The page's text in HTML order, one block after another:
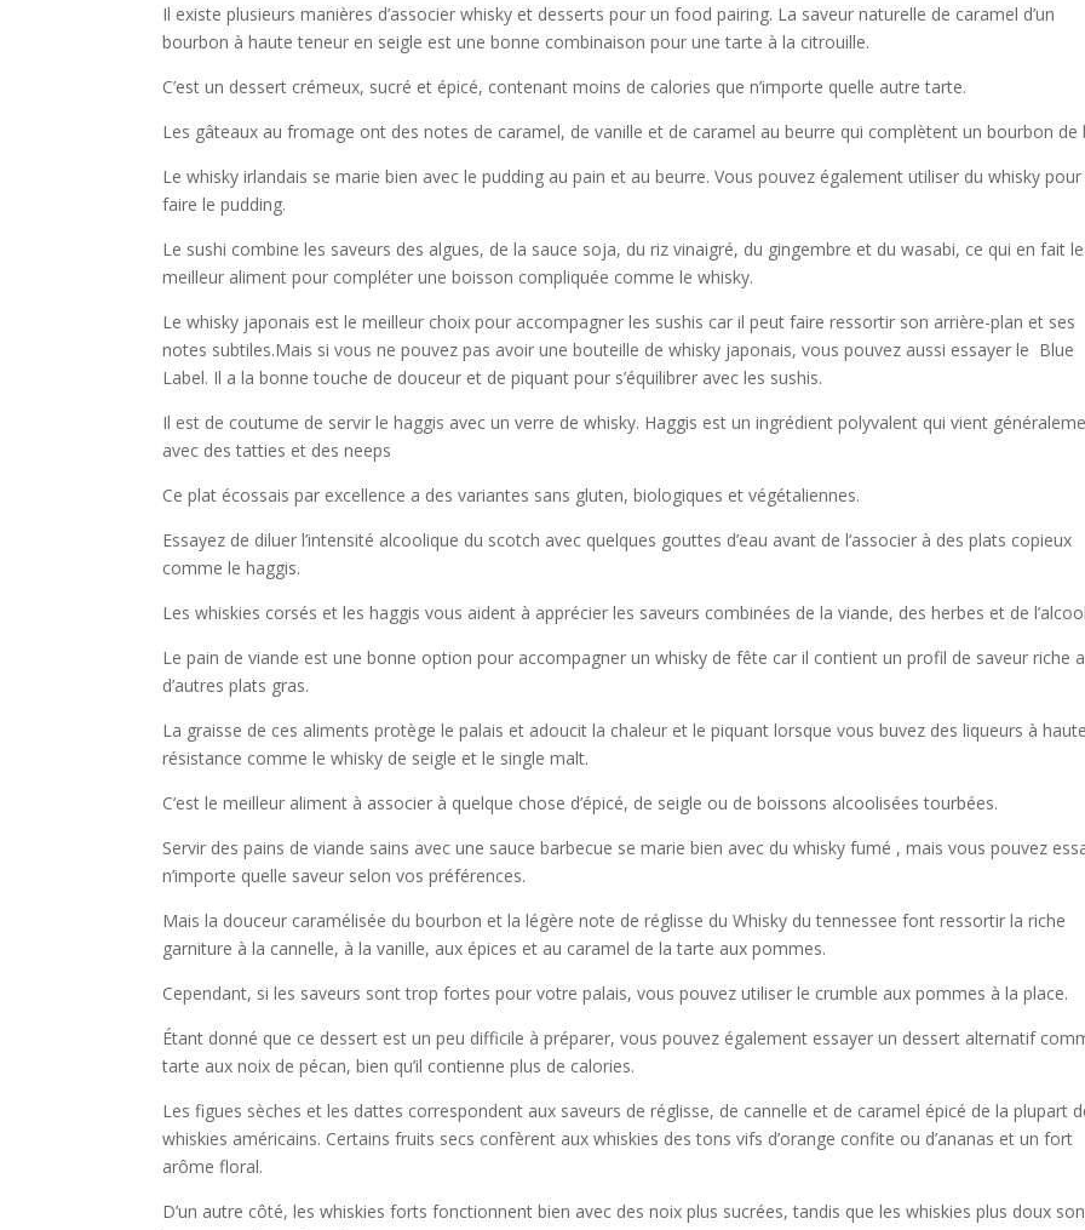
Il existe plusieurs manières d’associer whisky et desserts pour un food pairing. La saveur naturelle de caramel d’un
bourbon à haute teneur en seigle est une bonne combinaison pour une tarte à la citrouille.
C’est un dessert crémeux, sucré et épicé, contenant moins de calories que n’importe quelle autre tarte.
Les gâteaux au fromage ont des notes de caramel, de vanille et de caramel au beurre qui complètent un bourbon de
Le whisky irlandais se marie bien avec le pudding au pain et au beurre. Vous pouvez également utiliser du whisky pour
faire le pudding.
Le sushi combine les saveurs des algues, de la sauce soja, du riz vinaigré, du gingembre et du wasabi, ce qui en fait le
meilleur aliment pour compléter une boisson compliquée comme le whisky.
Le whisky japonais est le meilleur choix pour accompagner les sushis car il peut faire ressortir son arrière-plan et ses
notes subtiles.Mais si vous ne pouvez pas avoir une bouteille de whisky japonais, vous pouvez aussi essayer le Blue
Label. Il a la bonne touche de douceur et de piquant pour s’équilibrer avec les sushis.
Il est de coutume de servir le haggis avec un verre de whisky. Haggis est un ingrédient polyvalent qui vient
avec des tatties et des neeps
Ce plat écossais par excellence a des variantes sans gluten, biologiques et végétaliennes.
Essayez de diluer l’intensité alcoolique du scotch avec quelques gouttes d’eau avant de l’associer à des plats copieux
comme le haggis.
Les whiskies corsés et les haggis vous aident à apprécier les saveurs combinées de la viande, des herbes et de
Le pain de viande est une bonne option pour accompagner un whisky de fête car il contient un profil de saveur riche
d’autres plats gras.
La graisse de ces aliments protège le palais et adoucit la chaleur et le piquant lorsque vous buvez des liqueurs à haute
résistance comme le whisky de seigle et le single malt.
C’est le meilleur aliment à associer à quelque chose d’épicé, de seigle ou de boissons alcoolisées tourbées.
Servir des pains de viande sains avec une sauce barbecue se marie bien avec du whisky fumé , mais vous pouvez
n’importe quelle saveur selon vos préférences.
Mais la douceur caramélisée du bourbon et la légère note de réglisse du Whisky du tennessee font ressortir la riche
garniture à la cannelle, à la vanille, aux épices et au caramel de la tarte aux pommes.
Cependant, si les saveurs sont trop fortes pour votre palais, vous pouvez utiliser le crumble aux pommes à la place.
Étant donné que ce dessert est un peu difficile à préparer, vous pouvez également essayer un dessert alternatif
tarte aux noix de pécan, bien qu’il contienne plus de calories.
Les figues sèches et les dattes correspondent aux saveurs de réglisse, de cannelle et de caramel épicé de la plupart
whiskies américains. Certains fruits secs confèrent aux whiskies des tons vifs d’orange confite ou d’ananas et un fort
arôme floral.
D’un autre côté, les whiskies forts fonctionnent bien avec des noix plus sucrées, tandis que les whiskies plus doux